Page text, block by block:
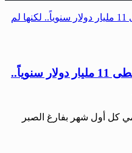
التحويلات المالية السورية تتخطى 11 مليار دولار سنوياً..
كل أول شهر بفارغ الصبر